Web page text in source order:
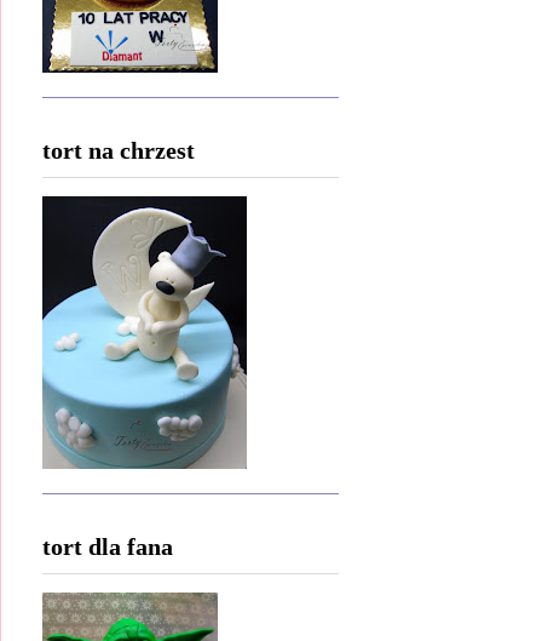
tort na chrzest
tort dla fana